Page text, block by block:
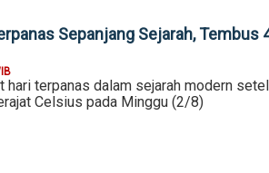
Sepanjang Sejarah, Tembus
hari terpanas dalam sejarah modern
Celsius pada Minggu (2/8)